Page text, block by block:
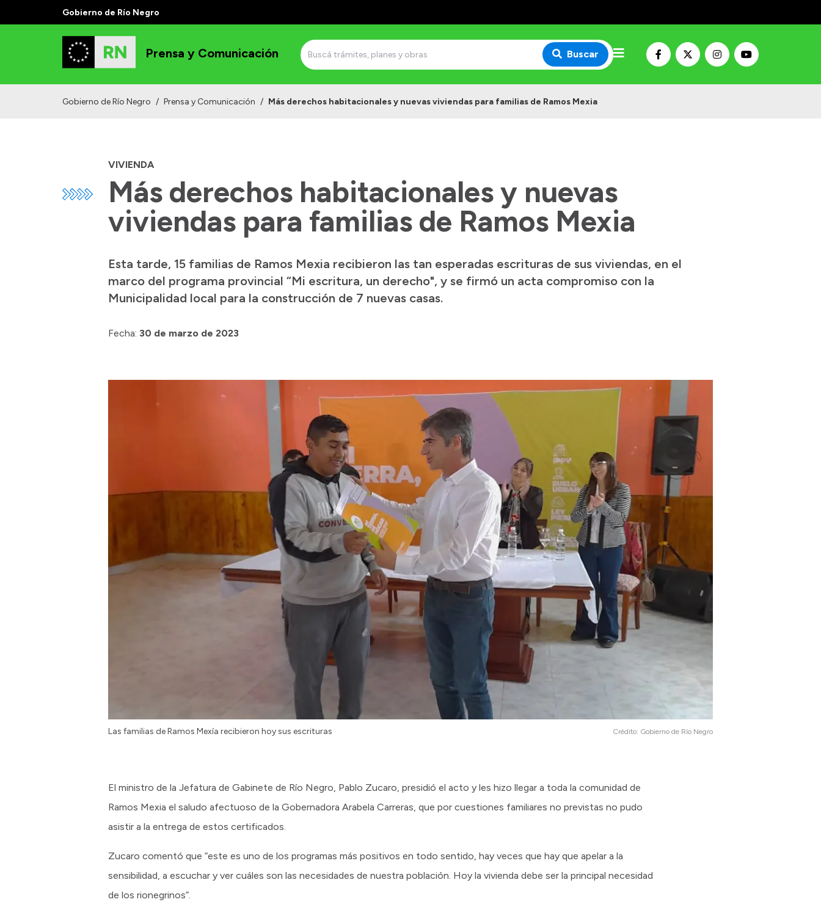
Gobierno de Río Negro
Prensa y Comunicación Buscar
Gobierno de Río Negro / Prensa y Comunicación / Más derechos habitacionales y nuevas viviendas para familias de Ramos Mexia
VIVIENDA
Más derechos habitacionales y nuevas
viviendas para familias de Ramos Mexia
Esta tarde, 15 familias de Ramos Mexia recibieron las tan esperadas escrituras de sus viviendas, en el
marco del programa provincial “Mi escritura, un derecho", y se firmó un acta compromiso con la
Municipalidad local para la construcción de 7 nuevas casas.
Fecha: 30 de marzo de 2023
Las familias de Ramos Mexía recibieron hoy sus escrituras Crédito: Gobierno de Río Negro
El ministro de la Jefatura de Gabinete de Río Negro, Pablo Zucaro, presidió el acto y les hizo llegar a toda la comunidad de
Ramos Mexia el saludo afectuoso de la Gobernadora Arabela Carreras, que por cuestiones familiares no previstas no pudo
asistir a la entrega de estos certificados.
Zucaro comentó que “este es uno de los programas más positivos en todo sentido, hay veces que hay que apelar a la
sensibilidad, a escuchar y ver cuáles son las necesidades de nuestra población. Hoy la vivienda debe ser la principal necesidad
de los rionegrinos”.